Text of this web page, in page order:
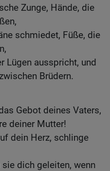
Zunge, Hände, die
schmiedet, Füße, die
Lügen ausspricht, und
Brüdern.
Gebot deines Vaters,
deiner Mutter!
dein Herz, schlinge
dich geleiten, wenn